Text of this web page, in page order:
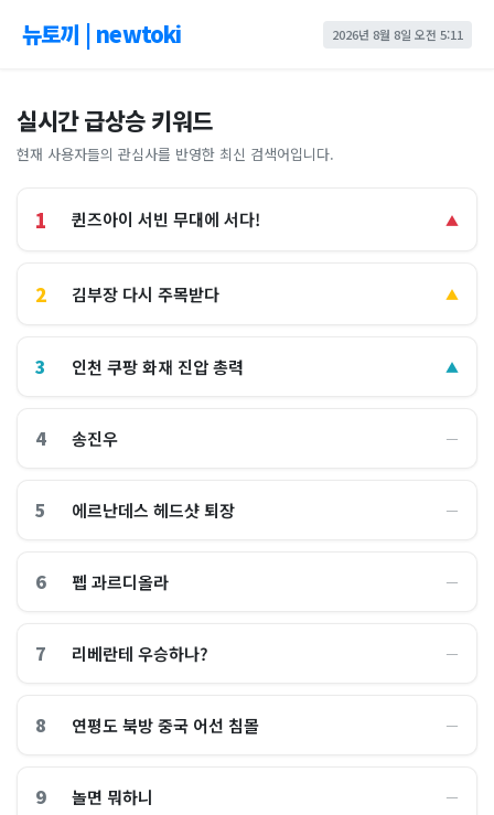
뉴토끼 | newtoki 2026년 8월 8일 오전 5:11
실시간 급상승 키워드
현재 사용자들의 관심사를 반영한 최신 검색어입니다.
1 퀸즈아이 서빈 무대에 서다! ▲
2 김부장 다시 주목받다 ▲
3 인천 쿠팡 화재 진압 총력 ▲
4 송진우 ―
5 에르난데스 헤드샷 퇴장 ―
6 펩 과르디올라 ―
7 리베란테 우승하나? ―
8 연평도 북방 중국 어선 침몰 ―
9 놀면 뭐하니 ―